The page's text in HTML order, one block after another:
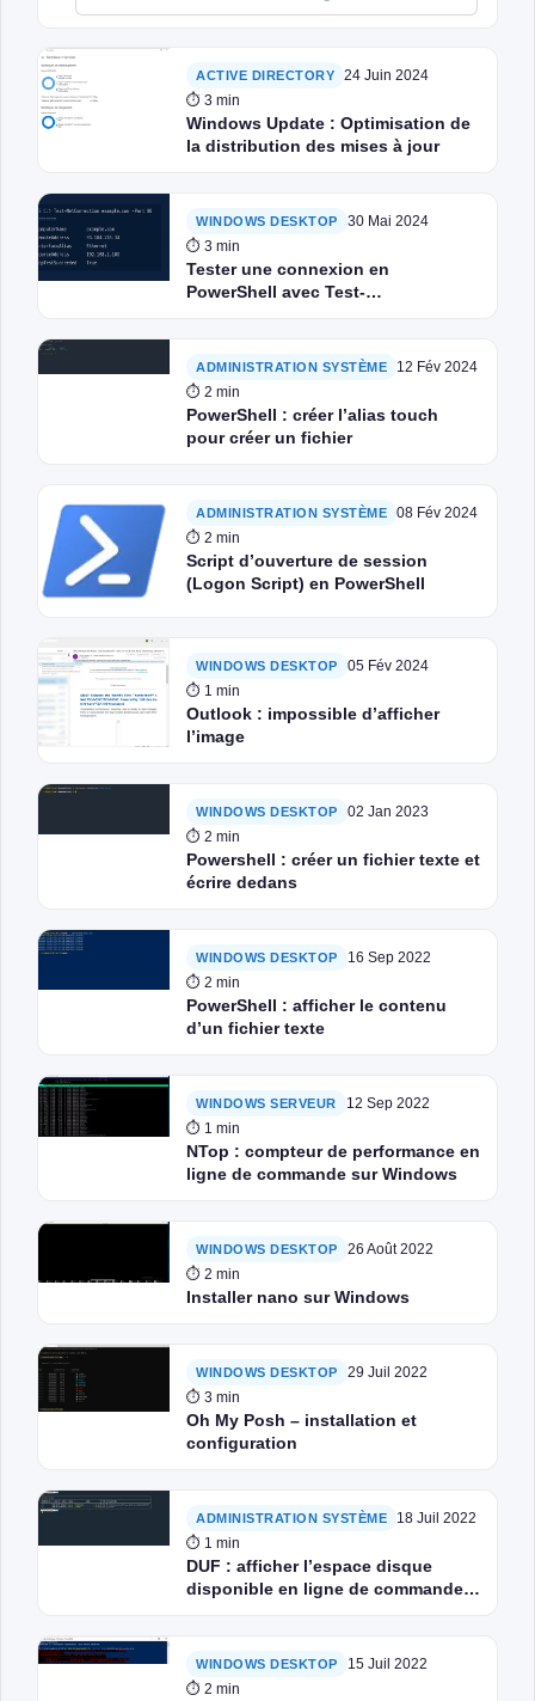
ACTIVE DIRECTORY
24 Juin 2024
⏱ 3 min
Windows Update : Optimisation de
la distribution des mises à jour
WINDOWS DESKTOP
30 Mai 2024
⏱ 3 min
Tester une connexion en
PowerShell avec Test-
ADMINISTRATION SYSTÈME
12 Fév 2024
⏱ 2 min
PowerShell : créer l’alias touch
pour créer un fichier
ADMINISTRATION SYSTÈME
08 Fév 2024
⏱ 2 min
Script d’ouverture de session
(Logon Script) en PowerShell
WINDOWS DESKTOP
05 Fév 2024
⏱ 1 min
Outlook : impossible d’afficher
l’image
WINDOWS DESKTOP
02 Jan 2023
⏱ 2 min
Powershell : créer un fichier texte et
écrire dedans
WINDOWS DESKTOP
16 Sep 2022
⏱ 2 min
PowerShell : afficher le contenu
d’un fichier texte
WINDOWS SERVEUR
12 Sep 2022
⏱ 1 min
NTop : compteur de performance en
ligne de commande sur Windows
WINDOWS DESKTOP
26 Août 2022
⏱ 2 min
Installer nano sur Windows
WINDOWS DESKTOP
29 Juil 2022
⏱ 3 min
Oh My Posh – installation et
configuration
ADMINISTRATION SYSTÈME
18 Juil 2022
⏱ 1 min
DUF : afficher l’espace disque
disponible en ligne de commande
WINDOWS DESKTOP
15 Juil 2022
⏱ 2 min